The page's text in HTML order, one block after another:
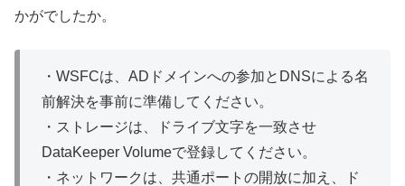
かがでしたか。
・WSFCは、ADドメインへの参加とDNSによる名
前解決を事前に準備してください。
・ストレージは、ドライブ文字を一致させ
DataKeeper Volumeで登録してください。
・ネットワークは、共通ポートの開放に加え、ド